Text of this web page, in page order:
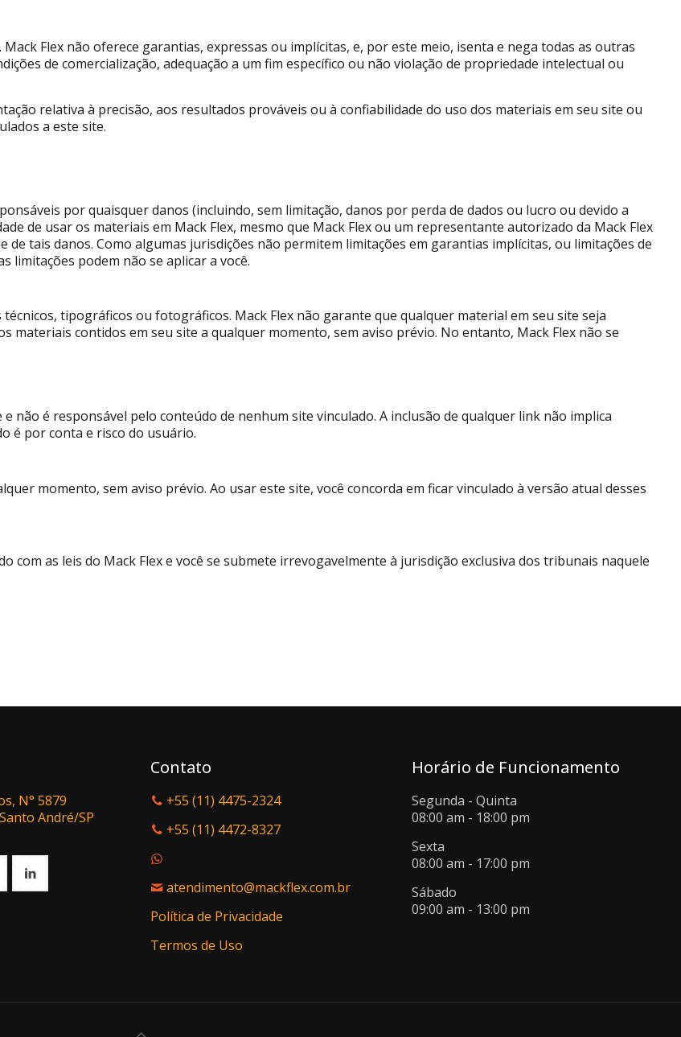
Flex não oferece garantias, expressas ou implícitas, e, por este meio, isenta e nega todas as outras
de comercialização, adequação a um fim específico ou não violação de propriedade intelectual ou
relativa à precisão, aos resultados prováveis ​​ou à confiabilidade do uso dos materiais em seu site ou
a este site.
​​por quaisquer danos (incluindo, sem limitação, danos por perda de dados ou lucro ou devido a
de usar os materiais em Mack Flex, mesmo que Mack Flex ou um representante autorizado da Mack Flex
tais danos. Como algumas jurisdições não permitem limitações em garantias implícitas, ou limitações de
limitações podem não se aplicar a você.
tipográficos ou fotográficos. Mack Flex não garante que qualquer material em seu site seja
materiais contidos em seu site a qualquer momento, sem aviso prévio. No entanto, Mack Flex não se
não é responsável pelo conteúdo de nenhum site vinculado. A inclusão de qualquer link não implica
é por conta e risco do usuário.
momento, sem aviso prévio. Ao usar este site, você concorda em ficar vinculado à versão atual desses
com as leis do Mack Flex e você se submete irrevogavelmente à jurisdição exclusiva dos tribunais naquele
N° 5879
André/SP
Contato
+55 (11) 4475-2324
+55 (11) 4472-8327
atendimento@mackflex.com.br
Política de Privacidade
Termos de Uso
Horário de Funcionamento
Segunda - Quinta
08:00 am - 18:00 pm
Sexta
08:00 am - 17:00 pm
Sábado
09:00 am - 13:00 pm